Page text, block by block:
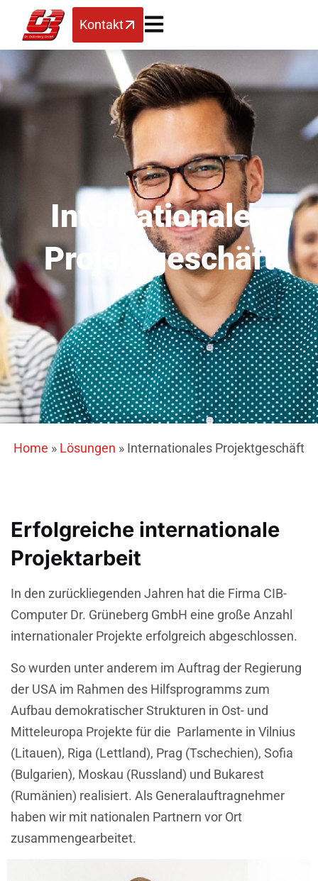
Kontakt
Internationales
Projektgeschäft
Home » Lösungen » Internationales Projektgeschäft
Erfolgreiche internationale
Projektarbeit
In den zurückliegenden Jahren hat die Firma CIB-
Computer Dr. Grüneberg GmbH eine große Anzahl
internationaler Projekte erfolgreich abgeschlossen.
So wurden unter anderem im Auftrag der Regierung
der USA im Rahmen des Hilfsprogramms zum
Aufbau demokratischer Strukturen in Ost- und
Mitteleuropa Projekte für die Parlamente in Vilnius
(Litauen), Riga (Lettland), Prag (Tschechien), Sofia
(Bulgarien), Moskau (Russland) und Bukarest
(Rumänien) realisiert. Als Generalauftragnehmer
haben wir mit nationalen Partnern vor Ort
zusammengearbeitet.